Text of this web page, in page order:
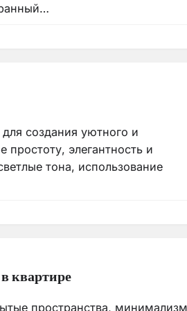
создания уютного и
простоту, элегантность и
тона, использование
квартире
пространства,